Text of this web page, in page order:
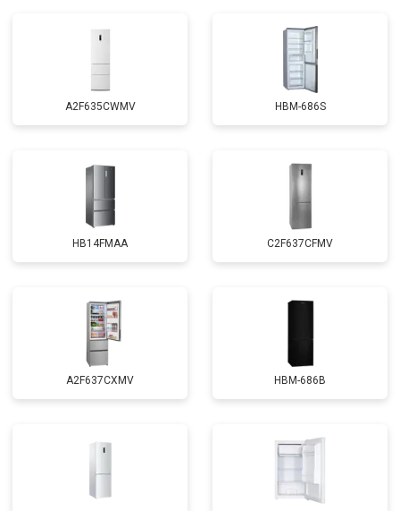
A2F635CWMV HBM-686S
HB14FMAA C2F637CFMV
A2F637CXMV HBM-686B